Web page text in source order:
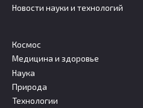
Новости науки и технологий
Космос
Медицина и здоровье
Наука
Природа
Технологии